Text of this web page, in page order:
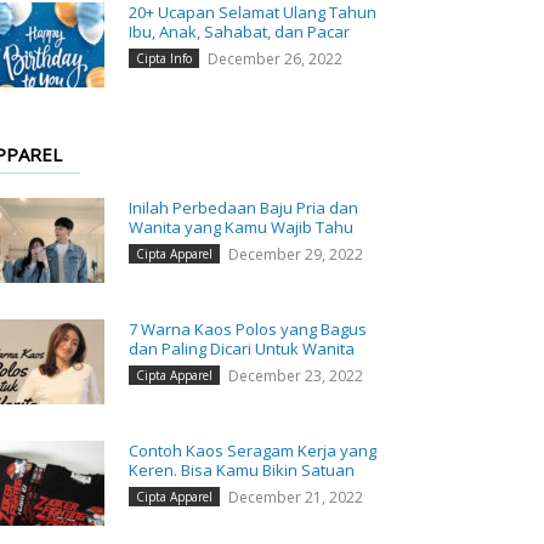
20+ Ucapan Selamat Ulang Tahun
Ibu, Anak, Sahabat, dan Pacar
Cipta Info December 26, 2022
Inilah Perbedaan Baju Pria dan
Wanita yang Kamu Wajib Tahu
Cipta Apparel December 29, 2022
7 Warna Kaos Polos yang Bagus
dan Paling Dicari Untuk Wanita
Cipta Apparel December 23, 2022
Contoh Kaos Seragam Kerja yang
Keren. Bisa Kamu Bikin Satuan
Cipta Apparel December 21, 2022